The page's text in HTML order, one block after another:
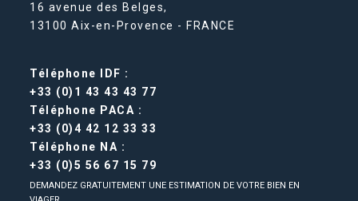
16 avenue des Belges,
13100 Aix-en-Provence - FRANCE
Téléphone IDF :
+33 (0)1 43 43 43 77
Téléphone PACA :
+33 (0)4 42 12 33 33
Téléphone NA :
+33 (0)5 56 67 15 79
DEMANDEZ GRATUITEMENT UNE ESTIMATION DE VOTRE BIEN EN